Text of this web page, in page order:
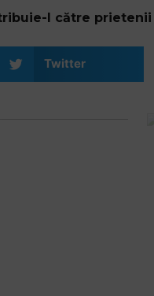
l către prietenii
Twitter